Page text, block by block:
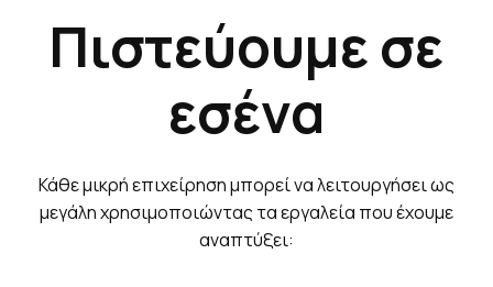
Πιστεύουμε σε
εσένα
Κάθε μικρή επιχείρηση μπορεί να λειτουργήσει ως
μεγάλη χρησιμοποιώντας τα εργαλεία που έχουμε
αναπτύξει: